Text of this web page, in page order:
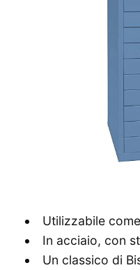
Utilizzabile
In acciaio, con
Un classico di